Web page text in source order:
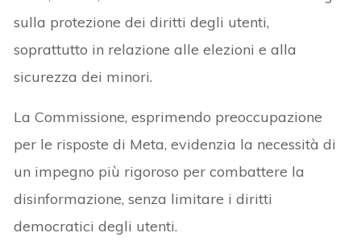
sulla protezione dei diritti degli utenti,
soprattutto in relazione alle elezioni e alla
sicurezza dei minori.
La Commissione, esprimendo preoccupazione
per le risposte di Meta, evidenzia la necessità di
un impegno più rigoroso per combattere la
disinformazione, senza limitare i diritti
democratici degli utenti.